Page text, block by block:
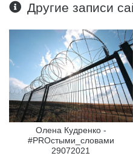
Другие записи
Олена Кудренко -
#PROстыми_словами
29072021